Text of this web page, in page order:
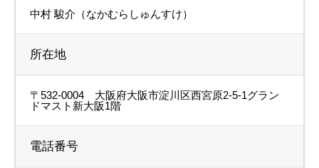
中村 駿介（なかむらしゅんすけ）
所在地
〒532-0004 大阪府大阪市淀川区西宮原2-5-1グラン
ドマスト新大阪1階
電話番号